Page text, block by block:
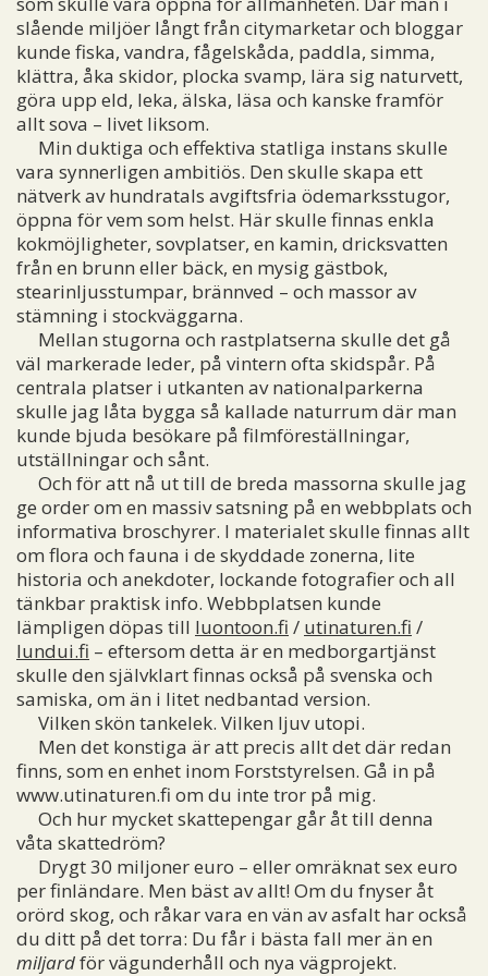
slående miljöer långt från citymarketar och bloggar
kunde fiska, vandra, fågelskåda, paddla, simma,
klättra, åka skidor, plocka svamp, lära sig naturvett,
göra upp eld, leka, älska, läsa och kanske framför
allt sova – livet liksom.
Min duktiga och effektiva statliga instans skulle
vara synnerligen ambitiös. Den skulle skapa ett
nätverk av hundratals avgiftsfria ödemarksstugor,
öppna för vem som helst. Här skulle finnas enkla
kokmöjligheter, sovplatser, en kamin, dricksvatten
från en brunn eller bäck, en mysig gästbok,
stearinljusstumpar, brännved – och massor av
stämning i stockväggarna.
Mellan stugorna och rastplatserna skulle det gå
väl markerade leder, på vintern ofta skidspår. På
centrala platser i utkanten av nationalparkerna
skulle jag låta bygga så kallade naturrum där man
kunde bjuda besökare på filmföreställningar,
utställningar och sånt.
Och för att nå ut till de breda massorna skulle jag
ge order om en massiv satsning på en webbplats och
informativa broschyrer. I materialet skulle finnas allt
om flora och fauna i de skyddade zonerna, lite
historia och anekdoter, lockande fotografier och all
tänkbar praktisk info. Webbplatsen kunde
lämpligen döpas till luontoon.fi / utinaturen.fi /
lundui.fi – eftersom detta är en medborgartjänst
skulle den självklart finnas också på svenska och
samiska, om än i litet nedbantad version.
Vilken skön tankelek. Vilken ljuv utopi.
Men det konstiga är att precis allt det där redan
finns, som en enhet inom Forststyrelsen. Gå in på
www.utinaturen.fi om du inte tror på mig.
Och hur mycket skattepengar går åt till denna
våta skattedröm?
Drygt 30 miljoner euro – eller omräknat sex euro
per finländare. Men bäst av allt! Om du fnyser åt
orörd skog, och råkar vara en vän av asfalt har också
du ditt på det torra: Du får i bästa fall mer än en
miljardför vägunderhåll och nya vägprojekt.